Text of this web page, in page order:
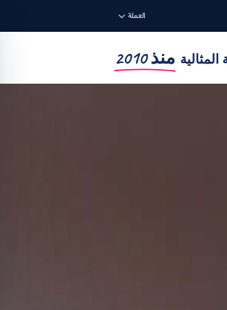
العملة
منذ 2010